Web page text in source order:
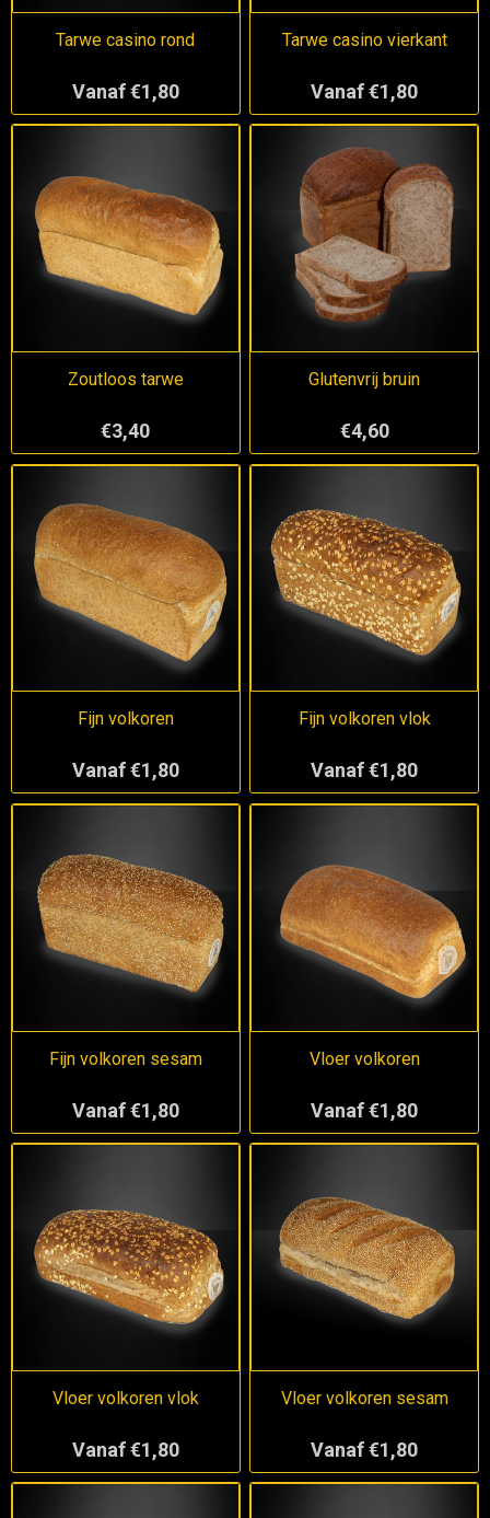
Tarwe casino rond
Vanaf €1,80
Tarwe casino vierkant
Vanaf €1,80
Zoutloos tarwe
€3,40
Glutenvrij bruin
€4,60
Fijn volkoren
Vanaf €1,80
Fijn volkoren vlok
Vanaf €1,80
Fijn volkoren sesam
Vanaf €1,80
Vloer volkoren
Vanaf €1,80
Vloer volkoren vlok
Vanaf €1,80
Vloer volkoren sesam
Vanaf €1,80